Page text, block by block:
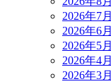
2026年7月
2026年6月
2026年5月
2026年4月
2026年3月